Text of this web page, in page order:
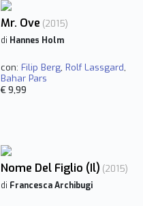
Mr. Ove (2015)
di Hannes Holm
con: Filip Berg, Rolf Lassgard,
Bahar Pars
€ 9,99
Nome Del Figlio (Il) (2015)
di Francesca Archibugi